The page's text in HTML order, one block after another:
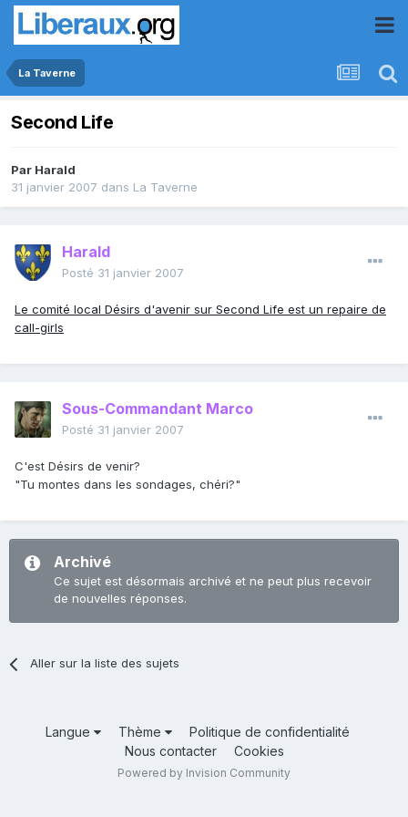
La Taverne
Second Life
Par Harald
31 janvier 2007 dans La Taverne
Harald
Posté 31 janvier 2007
Le comité local Désirs d'avenir sur Second Life est un repaire de
call-girls
Sous-Commandant Marco
Posté 31 janvier 2007
C'est Désirs de venir?
"Tu montes dans les sondages, chéri?"
Archivé
Ce sujet est désormais archivé et ne peut plus recevoir
de nouvelles réponses.
Aller sur la liste des sujets
Langue Thème
Politique de confidentialité
Nous contacter
Cookies
Powered by Invision Community